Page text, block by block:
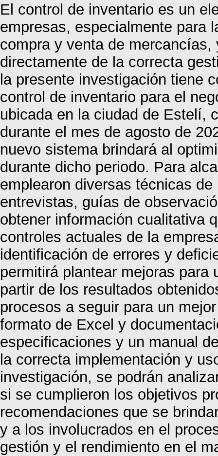
El control de inventario es un
empresas, especialmente para
compra y venta de
directamente de la correcta
la presente investigación tiene
control de inventario para el
ubicada en la ciudad de Estelí,
durante el mes de agosto de
nuevo sistema brindará al
durante dicho periodo. Para
emplearon diversas técnicas
entrevistas, guías de
obtener información cualitativa
controles actuales de la
identificación de errores y
permitirá plantear mejoras para
partir de los resultados
procesos a seguir para un
formato de Excel y
especificaciones y un manual
la correcta implementación y
investigación, se podrán
si se cumplieron los objetivos
recomendaciones que se
y a los involucrados en el
gestión y el rendimiento en el